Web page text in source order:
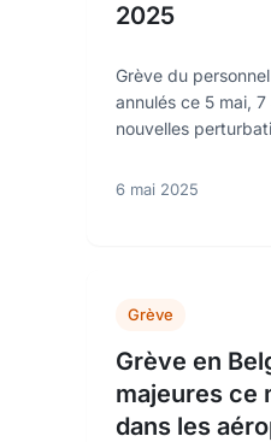
2025
Grève du
annulés ce 5 mai,
nouvelles
6 mai 2025
Grève
Grève en
majeures ce
dans les